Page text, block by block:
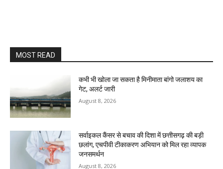
MOST READ
कभी भी खोला जा सकता है मिनीमाता बांगो जलाशय का
गेट, अलर्ट जारी
August 8, 2026
सर्वाइकल कैंसर से बचाव की दिशा में छत्तीसगढ़ की बड़ी
छलांग, एचपीवी टीकाकरण अभियान को मिल रहा व्यापक
जनसमर्थन
August 8, 2026